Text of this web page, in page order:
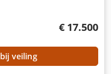
€ 17.500
veiling